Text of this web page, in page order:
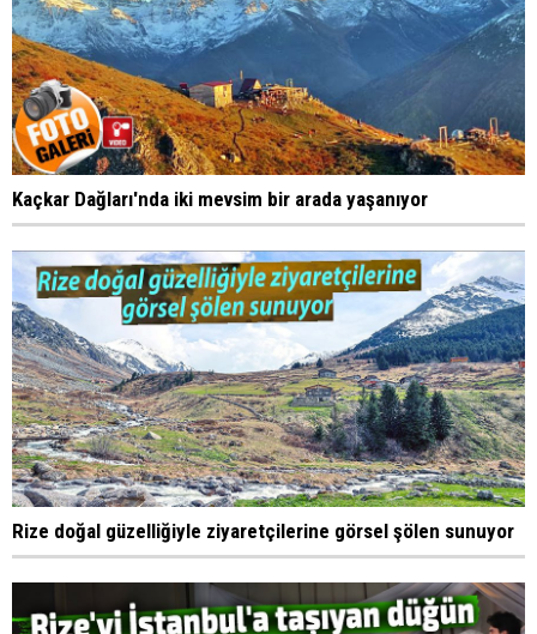
Kaçkar Dağları'nda iki mevsim bir arada yaşanıyor
Rize doğal güzelliğiyle ziyaretçilerine görsel şölen sunuyor